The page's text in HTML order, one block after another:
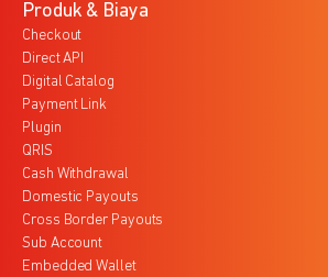
Produk & Biaya
Checkout
Direct API
Digital Catalog
Payment Link
Plugin
QRIS
Cash Withdrawal
Domestic Payouts
Cross Border Payouts
Sub Account
Embedded Wallet